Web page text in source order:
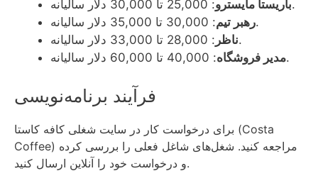
باریستا مایسترو: 25,000 تا 30,000 دلار سالیانه.
رهبر تیم: 30,000 تا 35,000 دلار سالیانه.
ناظر: 28,000 تا 33,000 دلار سالیانه.
مدیر فروشگاه: 40,000 تا 60,000 دلار سالیانه.
فرآیند برنامه‌نویسی
برای درخواست کار در سایت شغلی کافه کاستا (Costa
Coffee) مراجعه کنید. شغل‌های شاغل فعلی را بررسی کرده
و درخواست خود را آنلاین ارسال کنید.